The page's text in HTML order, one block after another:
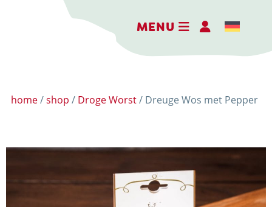
MENU
DE KAASMAKERIJ
DE STOKERIJ
ACTIVITEITEN
home/shop / Droge Worst/ Dreuge Wos met Pepper